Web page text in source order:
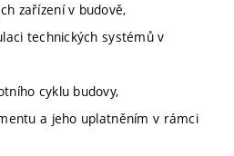
zařízení v budově,
technických systémů v
cyklu budovy,
a jeho uplatněním v rámci